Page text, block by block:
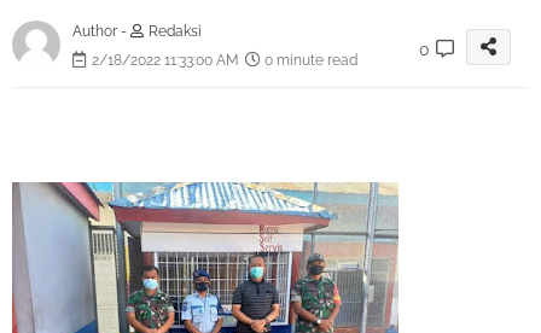
Author -
Redaksi
2/18/2022 11:33:00 AM
0 minute read
0